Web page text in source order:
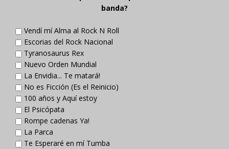
banda?
Vendí mí Alma al Rock N Roll
Escorias del Rock Nacional
Tyranosaurus Rex
Nuevo Orden Mundial
La Envidia... Te matará!
No es Ficción (Es el Reinicio)
100 años y Aquí estoy
El Psicópata
Rompe cadenas Ya!
La Parca
Te Esperaré en mí Tumba